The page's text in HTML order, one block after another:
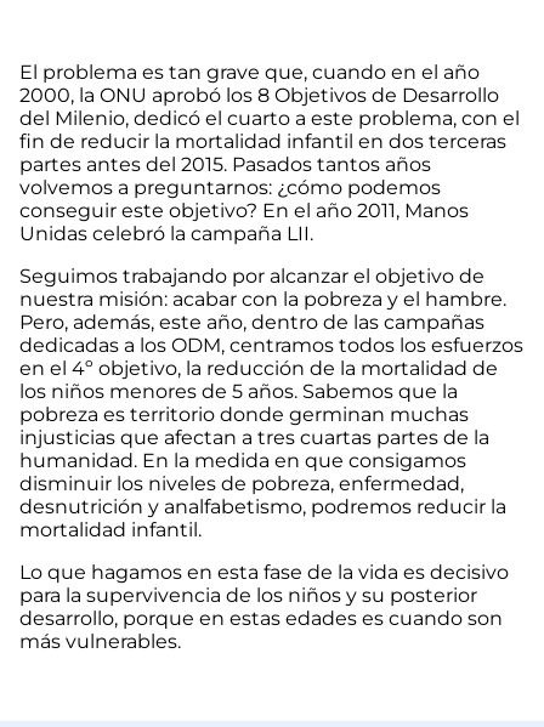
El problema es tan grave que, cuando en el año
2000, la ONU aprobó los 8 Objetivos de Desarrollo
del Milenio, dedicó el cuarto a este problema, con el
fin de reducir la mortalidad infantil en dos terceras
partes antes del 2015. Pasados tantos años
volvemos a preguntarnos: ¿cómo podemos
conseguir este objetivo? En el año 2011, Manos
Unidas celebró la campaña LII.
Seguimos trabajando por alcanzar el objetivo de
nuestra misión: acabar con la pobreza y el hambre.
Pero, además, este año, dentro de las campañas
dedicadas a los ODM, centramos todos los esfuerzos
en el 4º objetivo, la reducción de la mortalidad de
los niños menores de 5 años. Sabemos que la
pobreza es territorio donde germinan muchas
injusticias que afectan a tres cuartas partes de la
humanidad. En la medida en que consigamos
disminuir los niveles de pobreza, enfermedad,
desnutrición y analfabetismo, podremos reducir la
mortalidad infantil.
Lo que hagamos en esta fase de la vida es decisivo
para la supervivencia de los niños y su posterior
desarrollo, porque en estas edades es cuando son
más vulnerables.